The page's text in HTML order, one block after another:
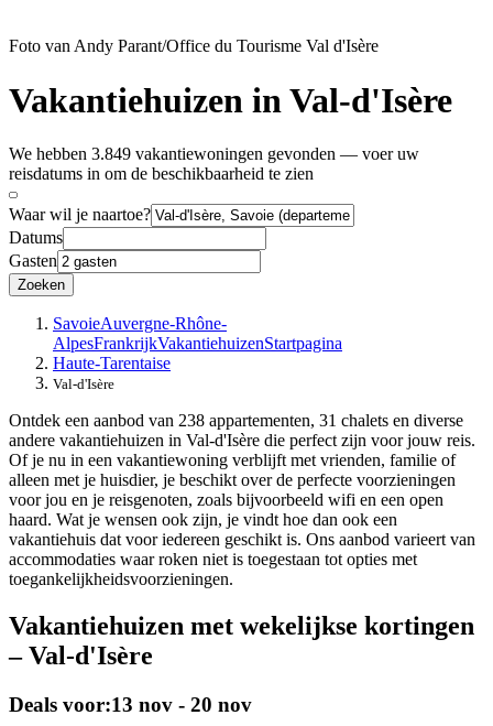
Foto van Andy Parant/Office du Tourisme Val d'Isère
Vakantiehuizen in Val-d'Isère
We hebben 3.849 vakantiewoningen gevonden — voer uw
reisdatums in om de beschikbaarheid te zien
Waar wil je naartoe?
Datums
Gasten
Zoeken
SavoieAuvergne-Rhône-
AlpesFrankrijkVakantiehuizenStartpagina
Haute-Tarentaise
Val-d'Isère
Ontdek een aanbod van 238 appartementen, 31 chalets en diverse
andere vakantiehuizen in Val-d'Isère die perfect zijn voor jouw reis.
Of je nu in een vakantiewoning verblijft met vrienden, familie of
alleen met je huisdier, je beschikt over de perfecte voorzieningen
voor jou en je reisgenoten, zoals bijvoorbeeld wifi en een open
haard. Wat je wensen ook zijn, je vindt hoe dan ook een
vakantiehuis dat voor iedereen geschikt is. Ons aanbod varieert van
accommodaties waar roken niet is toegestaan tot opties met
toegankelijkheidsvoorzieningen.
Vakantiehuizen met wekelijkse kortingen
– Val-d'Isère
Deals voor:13 nov - 20 nov